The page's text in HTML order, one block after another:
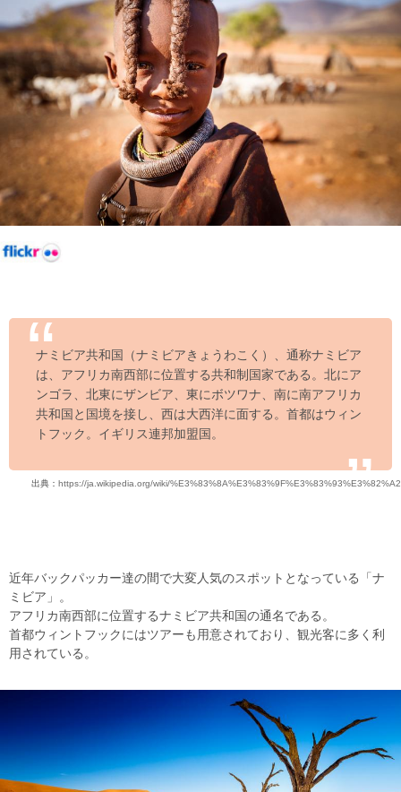
ナミビア共和国（ナミビアきょうわこく）、通称ナミビア
は、アフリカ南西部に位置する共和制国家である。北にア
ンゴラ、北東にザンビア、東にボツワナ、南に南アフリカ
共和国と国境を接し、西は大西洋に面する。首都はウィン
トフック。イギリス連邦加盟国。
出典： https://ja.wikipedia.org/wiki/%E3%83%8A%E3%83%9F%E3%83%93%E3%82%A2
近年バックパッカー達の間で大変人気のスポットとなっている「ナ
ミビア」。
アフリカ南西部に位置するナミビア共和国の通名である。
首都ウィントフックにはツアーも用意されており、観光客に多く利
用されている。